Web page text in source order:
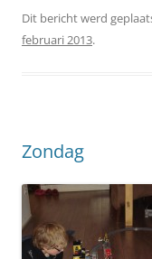
Dit bericht werd
februari 2013.
Zondag